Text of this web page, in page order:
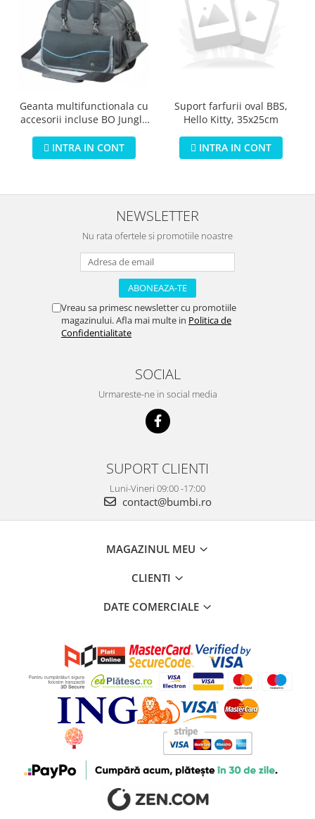
Geanta multifunctionala cu
accesorii incluse BO Jungle
INTRA IN CONT
Suport farfurii oval BBS,
Hello Kitty, 35x25cm
INTRA IN CONT
NEWSLETTER
Nu rata ofertele si promotiile noastre
Vreau sa primesc newsletter cu promotiile
magazinului. Afla mai multe in Politica de
Confidentialitate
SOCIAL
Urmareste-ne in social media
SUPORT CLIENTI
Luni-Vineri 09:00 -17:00
contact@bumbi.ro
MAGAZINUL MEU
CLIENTI
DATE COMERCIALE